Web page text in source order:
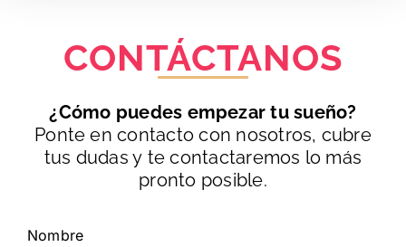
CONTÁCTANOS
¿Cómo puedes empezar tu sueño?
Ponte en contacto con nosotros, cubre
tus dudas y te contactaremos lo más
pronto posible.
Nombre